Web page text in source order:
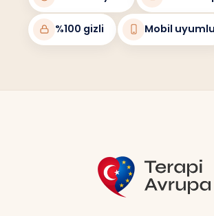
%100 gizli Mobil uyumlu